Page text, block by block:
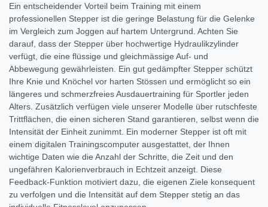
Ein entscheidender Vorteil beim Training mit einem
professionellen Stepper ist die geringe Belastung für die Gelenke
im Vergleich zum Joggen auf hartem Untergrund. Achten Sie
darauf, dass der Stepper über hochwertige Hydraulikzylinder
verfügt, die eine flüssige und gleichmässige Auf- und
Abbewegung gewährleisten. Ein gut gedämpfter Stepper schützt
Ihre Knie und Knöchel vor harten Stössen und ermöglicht so ein
längeres und schmerzfreies Ausdauertraining für Sportler jeden
Alters. Zusätzlich verfügen viele unserer Modelle über rutschfeste
Trittflächen, die einen sicheren Stand garantieren, selbst wenn die
Intensität der Einheit zunimmt. Ein moderner Stepper ist oft mit
einem digitalen Trainingscomputer ausgestattet, der Ihnen
wichtige Daten wie die Anzahl der Schritte, die Zeit und den
ungefähren Kalorienverbrauch in Echtzeit anzeigt. Diese
Feedback-Funktion motiviert dazu, die eigenen Ziele konsequent
zu verfolgen und die Intensität auf dem Stepper stetig an das